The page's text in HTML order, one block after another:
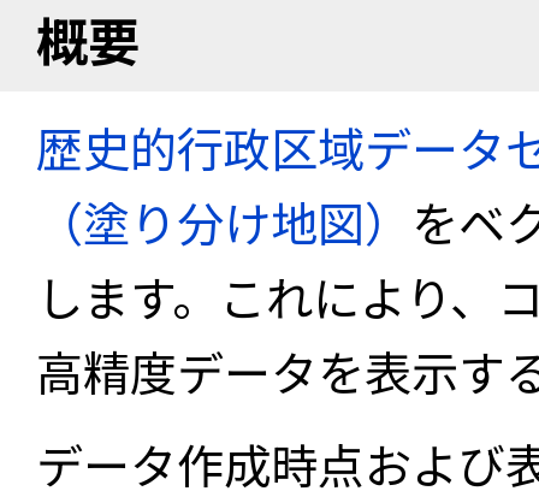
概要
歴史的行政区域データ
（塗り分け地図） をベ
します。これにより、
高精度データを表示す
データ作成時点および